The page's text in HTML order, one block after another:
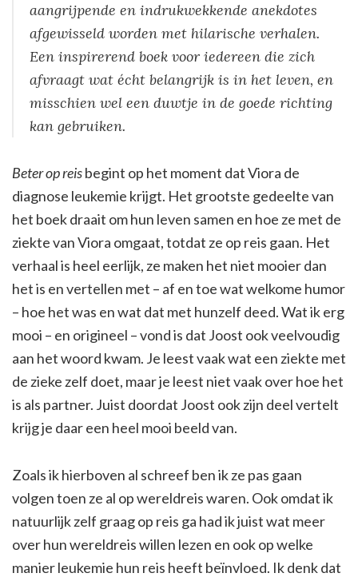
aangrijpende en indrukwekkende anekdotes
afgewisseld worden met hilarische verhalen.
Een inspirerend boek voor iedereen die zich
afvraagt wat écht belangrijk is in het leven, en
misschien wel een duwtje in de goede richting
kan gebruiken.
Beter op reisbegint op het moment dat Viora de
diagnose leukemie krijgt. Het grootste gedeelte van
het boek draait om hun leven samen en hoe ze met de
ziekte van Viora omgaat, totdat ze op reis gaan. Het
verhaal is heel eerlijk, ze maken het niet mooier dan
het is en vertellen met – af en toe wat welkome humor
– hoe het was en wat dat met hunzelf deed. Wat ik erg
mooi – en origineel – vond is dat Joost ook veelvoudig
aan het woord kwam. Je leest vaak wat een ziekte met
de zieke zelf doet, maar je leest niet vaak over hoe het
is als partner. Juist doordat Joost ook zijn deel vertelt
krijg je daar een heel mooi beeld van.
Zoals ik hierboven al schreef ben ik ze pas gaan
volgen toen ze al op wereldreis waren. Ook omdat ik
natuurlijk zelf graag op reis ga had ik juist wat meer
over hun wereldreis willen lezen en ook op welke
manier leukemie hun reis heeft beïnvloed. Ik denk dat